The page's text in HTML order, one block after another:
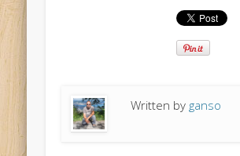
Written by ganso